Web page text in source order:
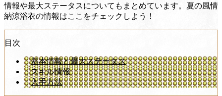
情報や最大ステータスについてもまとめています。夏の風情
納涼浴衣の情報はここをチェックしよう！
目次
基本情報と最大ステータス
スキル情報
入手方法